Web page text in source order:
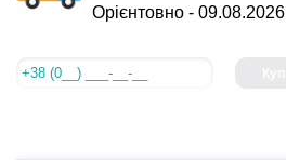
Орієнтовно - 09.08.2026